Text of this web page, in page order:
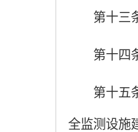
第十三
第十四
第十五
全监测设施